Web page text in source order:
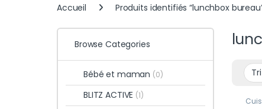
Accueil Produits identifiés “lunchbox
Browse Categories
Bébé et maman (0)
BLITZ ACTIVE (1)